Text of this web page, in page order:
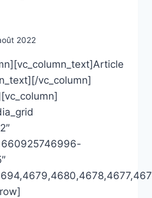
2022
vc_column]